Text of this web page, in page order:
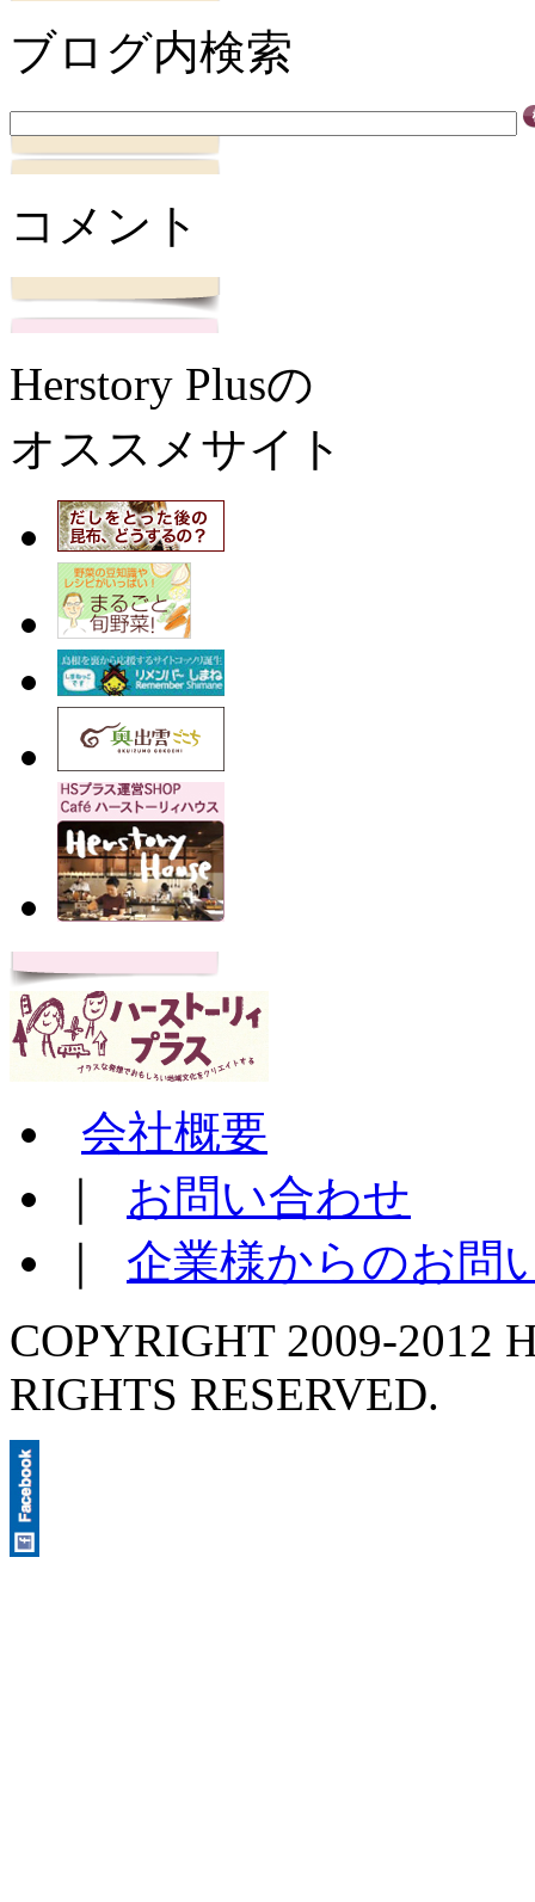
ブログ内検索
コメント
Herstory Plusの
オススメサイト
会社概要
お問い合わせ
企業様からのお問
COPYRIGHT 2009-2012
RIGHTS RESERVED.